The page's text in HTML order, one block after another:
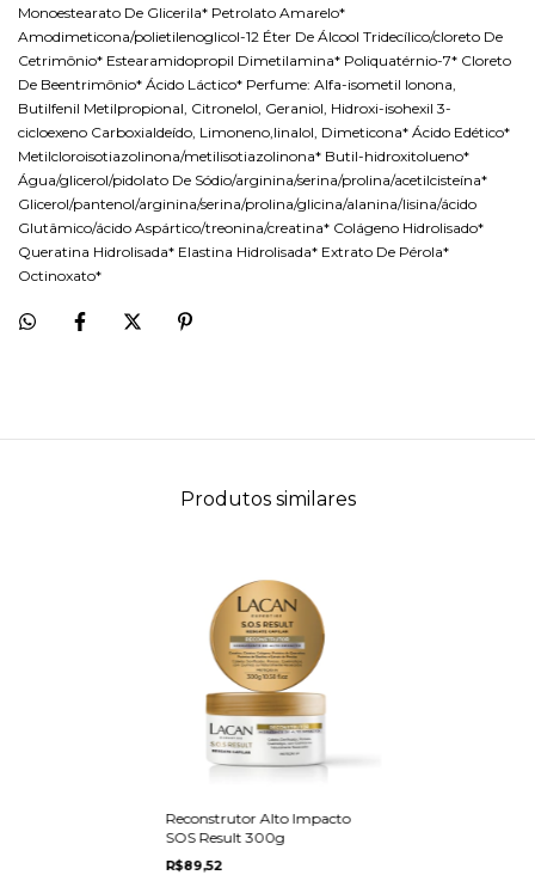
Monoestearato De Glicerila* Petrolato Amarelo*
Amodimeticona/polietilenoglicol-12 Éter De Álcool Tridecílico/cloreto De
Cetrimônio* Estearamidopropil Dimetilamina* Poliquatérnio-7* Cloreto
De Beentrimônio* Ácido Láctico* Perfume: Alfa-isometil Ionona,
Butilfenil Metilpropional, Citronelol, Geraniol, Hidroxi-isohexil 3-
cicloexeno Carboxialdeído, Limoneno,linalol, Dimeticona* Ácido Edético*
Metilcloroisotiazolinona/metilisotiazolinona* Butil-hidroxitolueno*
Água/glicerol/pidolato De Sódio/arginina/serina/prolina/acetilcisteína*
Glicerol/pantenol/arginina/serina/prolina/glicina/alanina/lisina/ácido
Glutâmico/ácido Aspártico/treonina/creatina* Colágeno Hidrolisado*
Queratina Hidrolisada* Elastina Hidrolisada* Extrato De Pérola*
Octinoxato*
Produtos similares
Reconstrutor Alto Impacto
SOS Result 300g
R$89,52